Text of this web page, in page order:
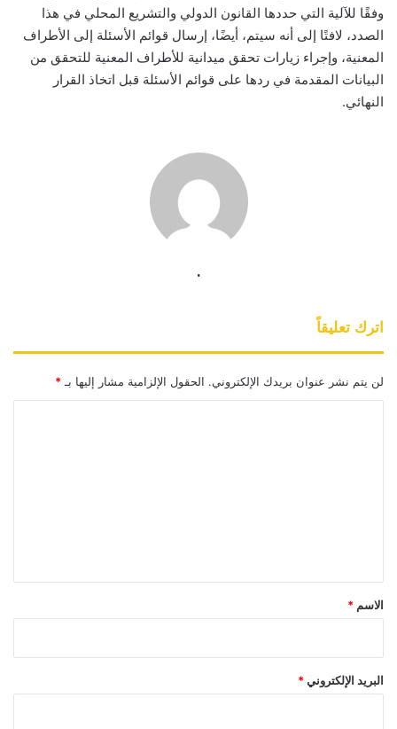
وفقًا للآلية التي حددها القانون الدولي والتشريع المحلي في هذا
الصدد، لافتًا إلى أنه سيتم، أيضًا، إرسال قوائم الأسئلة إلى الأطراف
المعنية، وإجراء زيارات تحقق ميدانية للأطراف المعنية للتحقق من
البيانات المقدمة في ردها على قوائم الأسئلة قبل اتخاذ القرار
النهائي.
.
اترك تعليقاً
لن يتم نشر عنوان بريدك الإلكتروني. الحقول الإلزامية مشار إليها بـ *
*
الاسم *
البريد الإلكتروني *